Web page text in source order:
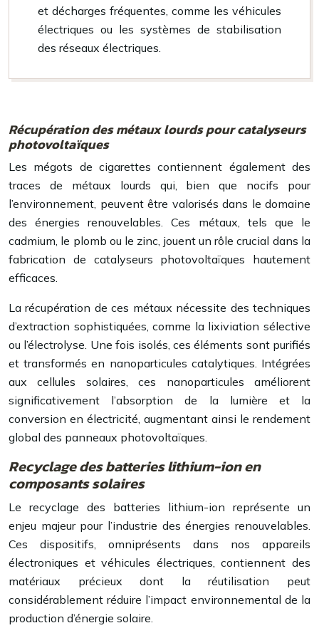
et décharges fréquentes, comme les véhicules
électriques ou les systèmes de stabilisation
des réseaux électriques.
Récupération des métaux lourds pour catalyseurs
photovoltaïques
Les mégots de cigarettes contiennent également des
traces de métaux lourds qui, bien que nocifs pour
l’environnement, peuvent être valorisés dans le domaine
des énergies renouvelables. Ces métaux, tels que le
cadmium, le plomb ou le zinc, jouent un rôle crucial dans la
fabrication de catalyseurs photovoltaïques hautement
efficaces.
La récupération de ces métaux nécessite des techniques
d’extraction sophistiquées, comme la lixiviation sélective
ou l’électrolyse. Une fois isolés, ces éléments sont purifiés
et transformés en nanoparticules catalytiques. Intégrées
aux cellules solaires, ces nanoparticules améliorent
significativement l’absorption de la lumière et la
conversion en électricité, augmentant ainsi le rendement
global des panneaux photovoltaïques.
Recyclage des batteries lithium-ion en
composants solaires
Le recyclage des batteries lithium-ion représente un
enjeu majeur pour l’industrie des énergies renouvelables.
Ces dispositifs, omniprésents dans nos appareils
électroniques et véhicules électriques, contiennent des
matériaux précieux dont la réutilisation peut
considérablement réduire l’impact environnemental de la
production d’énergie solaire.